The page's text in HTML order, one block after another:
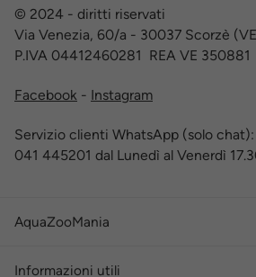
© 2024 - diritti riservati
Via Venezia, 60/a - 30037 Scorzè
P.IVA 04412460281 REA VE 350881
Facebook - Instagram
Servizio clienti WhatsApp (solo chat):
041 445201 dal Lunedì al Venerdì
AquaZooMania
Informazioni utili